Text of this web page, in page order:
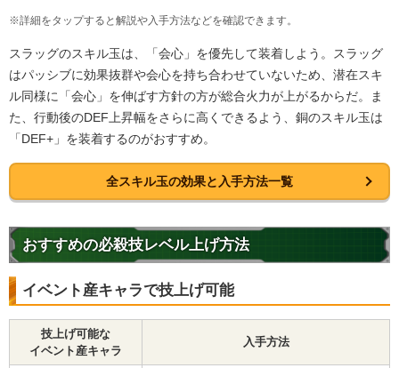
※詳細をタップすると解説や入手方法などを確認できます。
スラッグのスキル玉は、「会心」を優先して装着しよう。スラッグ
はパッシブに効果抜群や会心を持ち合わせていないため、潜在スキ
ル同様に「会心」を伸ばす方針の方が総合火力が上がるからだ。ま
た、行動後のDEF上昇幅をさらに高くできるよう、銅のスキル玉は
「DEF+」を装着するのがおすすめ。
全スキル玉の効果と入手方法一覧
おすすめの必殺技レベル上げ方法
イベント産キャラで技上げ可能
技上げ可能な
イベント産キャラ
入手方法